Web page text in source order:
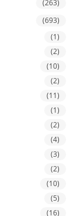
(263)
(693)
(1)
(2)
(10)
(2)
(11)
(1)
(2)
(4)
(3)
(2)
(10)
(5)
(16)